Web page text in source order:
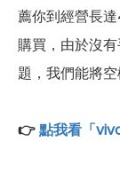
薦你到經營長
購買，由於沒
題，我們能將
👉點我看「